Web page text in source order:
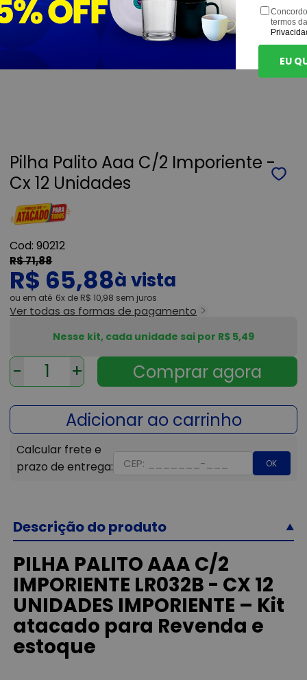
Pilha Palito Aaa C/2 Imporiente -
Cx 12 Unidades
90212
R$ 71,88
R$ 65,88
ou 6x de R$ 10,98 sem juros
Ver todas as formas de pagamento
- +
OK
Nesse kit, cada unidade sai por R$ 5,49
Descrição do produto
PILHA PALITO AAA C/2
IMPORIENTE LR032B - CX 12
UNIDADES IMPORIENTE – Kit
atacado para Revenda e
estoque
termos
EU